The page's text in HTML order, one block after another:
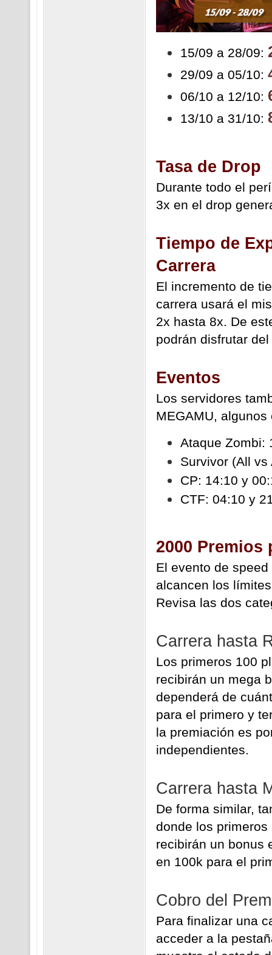
15/09 a 28/09:
29/09 a 05/10:
06/10 a 12/10:
13/10 a 31/10:
Tasa de Drop
Durante todo el
3x en el drop
Tiempo de
Carrera
El incremento de
carrera usará el
2x hasta 8x. De
podrán disfrutar
Eventos
Los servidores
MEGAMU,
Ataque Zombi:
Survivor (All
CP: 14:10 y
CTF: 04:10 y
2000 Premios
El evento de
alcancen los
Revisa las dos
Carrera hasta
Los primeros 100
recibirán un mega
dependerá de
para el primero y
la premiación es
independientes.
Carrera hasta
De forma similar,
donde los
recibirán un bonus
en 100k para el
Cobro del
Para finalizar una
acceder a la